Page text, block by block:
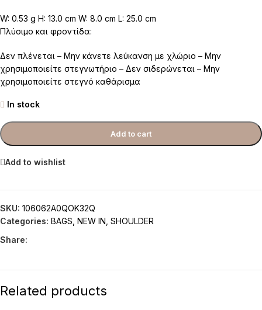
W: 0.53 g H: 13.0 cm W: 8.0 cm L: 25.0 cm
Πλύσιμο και φροντίδα:
Δεν πλένεται – Μην κάνετε λεύκανση με χλώριο – Μην
χρησιμοποιείτε στεγνωτήριο – Δεν σιδερώνεται – Μην
χρησιμοποιείτε στεγνό καθάρισμα
In stock
Add to cart
Add to wishlist
SKU: 106062A0QOK32Q
Categories: BAGS NEW IN SHOULDER
Share:
Related products